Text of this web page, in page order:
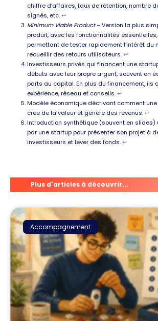
chiffre d’affaires, taux de rétention, nombre
signés, etc.↩︎
Minimum Viable Product– Version la plus
produit, avec les fonctionnalités essentielles,
permettant de tester rapidement l’intérêt du
recueillir des retours utilisateurs.↩︎
Investisseurs privés qui financent une
débuts avec leur propre argent, souvent en
parts au capital. En plus du financement, ils
expérience, réseau et conseils.↩︎
Modèle économique décrivant comment
crée de la valeur et génère des revenus.↩︎
Introduction synthétique (souvent en slides)
par une startup pour présenter son projet à
investisseurs et lever des fonds.↩︎
Plus d'articles à découvrir...
Accompagnement